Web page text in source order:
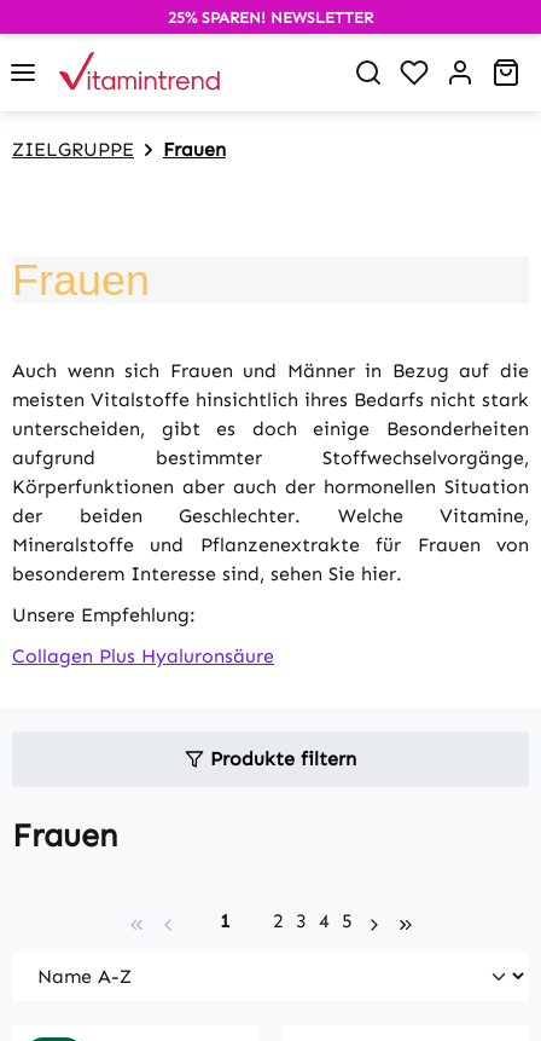
springen
25% SPAREN! NEWSLETTER
Du hast 0
ZIELGRUPPE Frauen
Frauen
Auch wenn sich Frauen und Männer in Bezug auf die
meisten Vitalstoffe hinsichtlich ihres Bedarfs nicht stark
unterscheiden, gibt es doch einige Besonderheiten
aufgrund bestimmter Stoffwechselvorgänge,
Körperfunktionen aber auch der hormonellen Situation
der beiden Geschlechter. Welche Vitamine,
Mineralstoffe und Pflanzenextrakte für Frauen von
besonderem Interesse sind, sehen Sie hier.
Unsere Empfehlung:
Collagen Plus Hyaluronsäure
Produkte filtern
Frauen
Seite
1 Seite
2 Seite
3 Seite
4 Seite
5